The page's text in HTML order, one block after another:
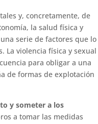
y, concretamente, de
la salud física y
serie de factores que lo
La violencia física y sexual
para obligar a una
de formas de explotación
y someter a los
a tomar las medidas